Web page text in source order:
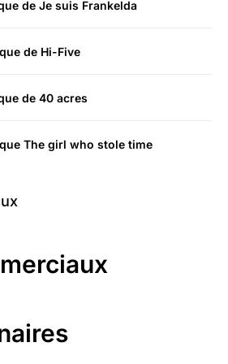
de Je suis Frankelda
de Hi-Five
de 40 acres
The girl who stole time